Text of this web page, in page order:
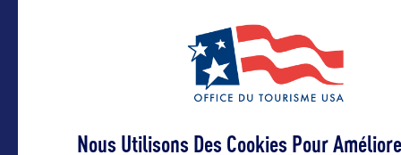
L’Université d’Harvard et le MIT, toutes deux situées
Nous Utilisons Des Cookies Pour